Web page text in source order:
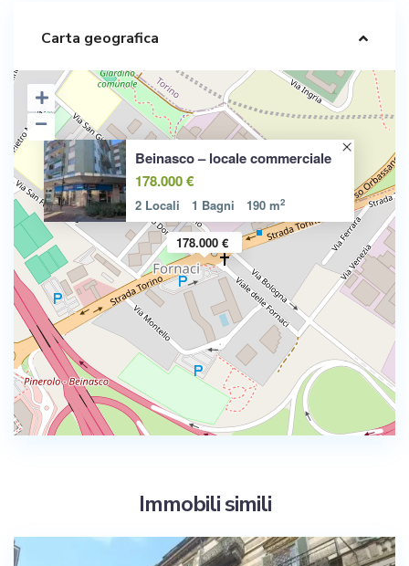
Carta geografica
178.000 €
Beinasco – locale commerciale
178.000 €
2 Locali 1 Bagni 190 m2
Immobili simili